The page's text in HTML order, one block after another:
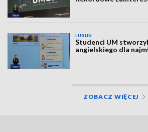
LUBLIN
Studenci UM
angielskiego dla
ZOBACZ WIĘCEJ